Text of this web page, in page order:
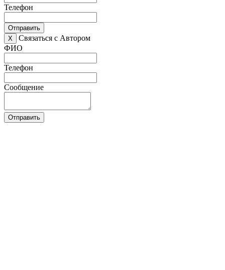
Телефон
Отправить
X
Связаться с Автором
ФИО
Телефон
Сообщение
Отправить